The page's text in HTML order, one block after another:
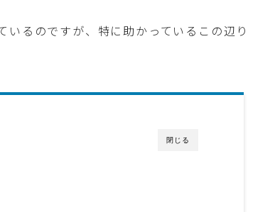
いるのですが、特に助かっているこの辺り
閉じる